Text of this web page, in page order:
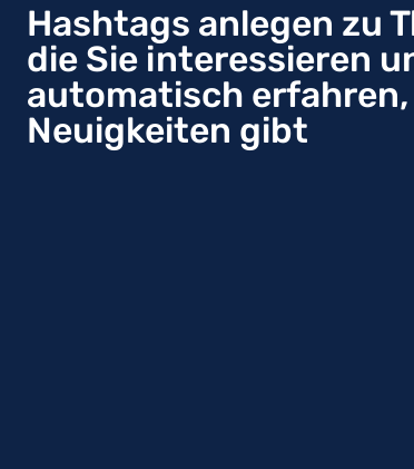
Hashtags anlegen zu
die Sie interessieren
automatisch erfahren,
Neuigkeiten gibt